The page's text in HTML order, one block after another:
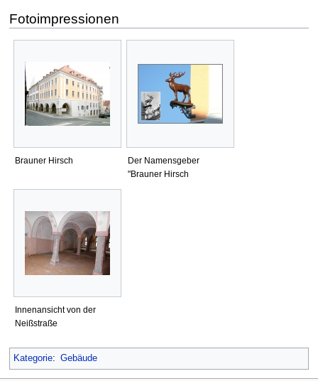
Fotoimpressionen
Brauner Hirsch
Der Namensgeber
"Brauner Hirsch
Innenansicht von der
Neißstraße
Kategorie: Gebäude